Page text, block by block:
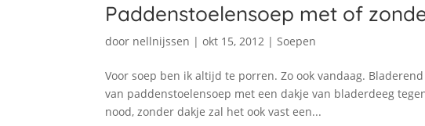
Paddenstoelensoep met of
door nellnijssen |okt 15, 2012 |Soepen
Voor soep ben ik altijd te porren. Zo ook vandaag.
van paddenstoelensoep met een dakje van bladerdeeg
nood, zonder dakje zal het ook vast een...